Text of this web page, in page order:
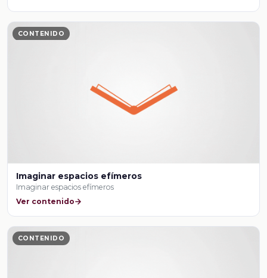
CONTENIDO
Imaginar espacios efímeros
Imaginar espacios efímeros
Ver contenido
CONTENIDO